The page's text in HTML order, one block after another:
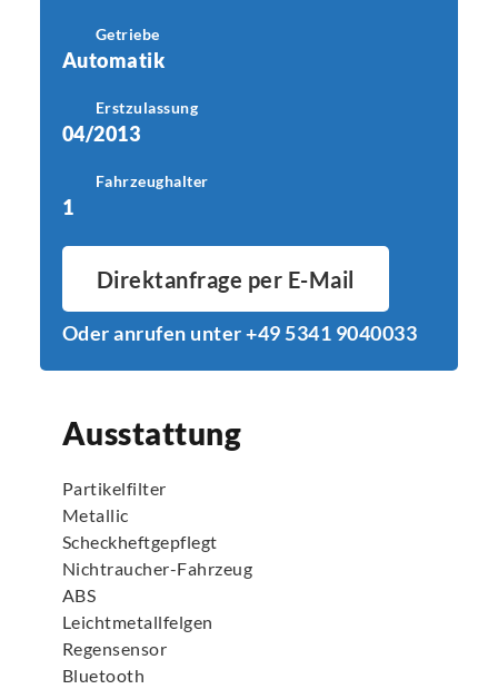
Getriebe
Automatik
Erstzulassung
04/2013
Fahrzeughalter
1
Direktanfrage per E-Mail
Oder anrufen unter +49 5341 9040033
Ausstattung
Partikelfilter
Metallic
Scheckheftgepflegt
Nichtraucher-Fahrzeug
ABS
Leichtmetallfelgen
Regensensor
Bluetooth